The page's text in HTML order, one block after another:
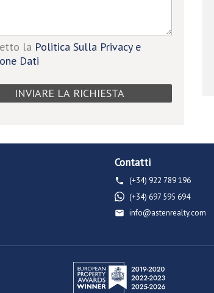
la Politica Sulla Privacy e
Dati
Contatti
(+34) 922 789 196
(+34) 697 595 694
info@astenrealty.com